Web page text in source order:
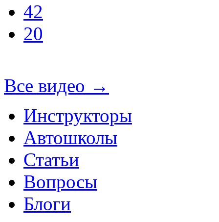
42
20
Все видео →
Инструкторы
Автошколы
Статьи
Вопросы
Блоги